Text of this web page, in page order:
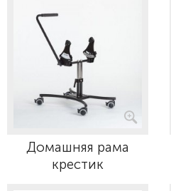
Домашняя рама
крестик